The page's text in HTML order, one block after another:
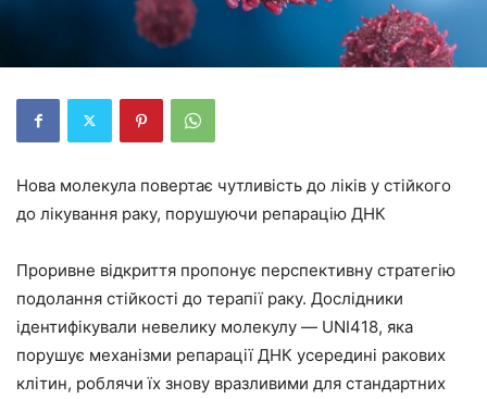
Нова молекула повертає чутливість до ліків у стійкого
до лікування раку, порушуючи репарацію ДНК
Проривне відкриття пропонує перспективну стратегію
подолання стійкості до терапії раку. Дослідники
ідентифікували невелику молекулу — UNI418, яка
порушує механізми репарації ДНК усередині ракових
клітин, роблячи їх знову вразливими для стандартних